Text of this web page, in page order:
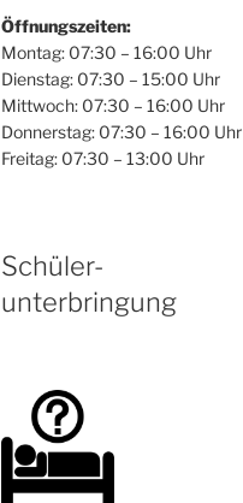
Öffnungszeiten:
Montag: 07:30 – 16:00 Uhr
Dienstag: 07:30 – 15:00 Uhr
Mittwoch: 07:30 – 16:00 Uhr
Donnerstag: 07:30 – 16:00 Uhr
Freitag: 07:30 – 13:00 Uhr
Schüler-
unterbringung